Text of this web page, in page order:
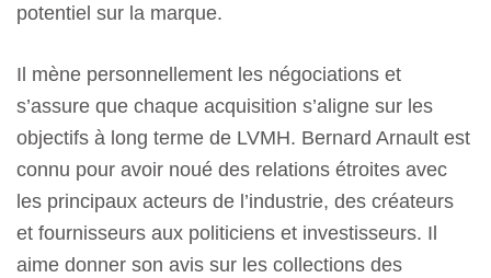
potentiel sur la marque.
Il mène personnellement les négociations et
s’assure que chaque acquisition s’aligne sur les
objectifs à long terme de LVMH. Bernard Arnault est
connu pour avoir noué des relations étroites avec
les principaux acteurs de l’industrie, des créateurs
et fournisseurs aux politiciens et investisseurs. Il
aime donner son avis sur les collections des